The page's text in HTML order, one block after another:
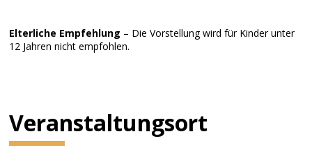
Elterliche Empfehlung – Die Vorstellung wird für Kinder unter
12 Jahren nicht empfohlen.
Veranstaltungsort